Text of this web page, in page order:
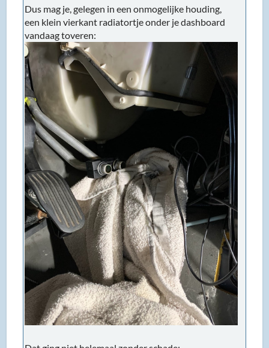
Dus mag je, gelegen in een onmogelijke houding,
een klein vierkant radiatortje onder je dashboard
vandaag toveren: